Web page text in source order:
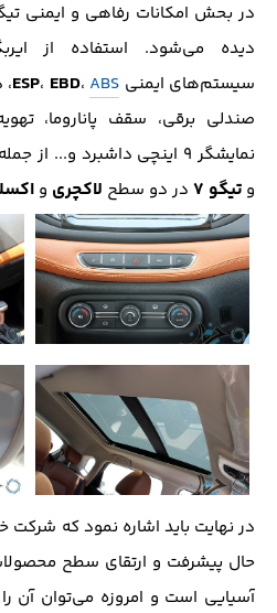
دیده می‌شود. استفاده از
سیستم‌های ایمنی
ESP، EBD، ABS
صندلی برقی، سقف پاناروما،
نمایشگر 9 اینچی داشبرد و...
و تیگو 7 در دو سطح لاکچری و
در نهایت باید اشاره نمود که
حال پیشرفت و ارتقای سطح
آسیایی است و امروزه می‌توان آن